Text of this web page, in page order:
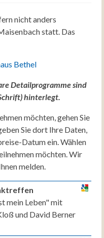
nicht anders
statt. Das
Bethel
Detailprogramme sind
hinterlegt.
möchten, gehen Sie
Sie dort Ihre Daten,
Datum ein. Wählen
möchten. Wir
melden.
mein Leben" mit
und David Berner